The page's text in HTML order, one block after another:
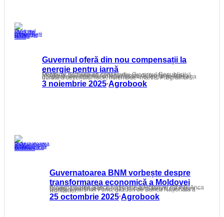
Guvernul oferă din nou compensații la
energie pentru iarnă
Pentru al patrulea an consecutiv, Guvernul Republicii Moldova, cu sprijinul partenerilor de dezvoltare, acordă gospodăriilor casnice compensații la energie pe întreaga durată a sezonului rece, noiembrie–martie. Programul…
3 noiembrie 2025•Agrobook
Guvernatoarea BNM vorbește despre
transformarea economică a Moldovei
Guvernatoarea Băncii Naționale a Moldovei (BNM), Anca Dragu, a susținut un discurs în cadrul forumului Aspen – German Marshall Fund, găzduit de Banca Națională a României.
25 octombrie 2025•Agrobook